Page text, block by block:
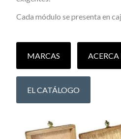
Cada módulo se presenta en
MARCAS ACERCA
EL CATÁLOGO